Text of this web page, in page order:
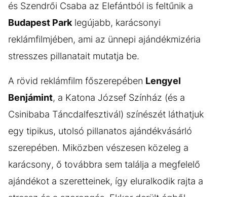
és Szendrői Csaba az Elefántból is feltűnik a
Budapest Park legújabb, karácsonyi
reklámfilmjében, ami az ünnepi ajándékmizéria
stresszes pillanatait mutatja be.
A rövid reklámfilm főszerepében Lengyel
Benjámint, a Katona József Színház (és a
Csinibaba Táncdalfesztivál) színészét láthatjuk
egy tipikus, utolsó pillanatos ajándékvásárló
szerepében. Miközben vészesen közeleg a
karácsony, ő továbbra sem találja a megfelelő
ajándékot a szeretteinek, így eluralkodik rajta a